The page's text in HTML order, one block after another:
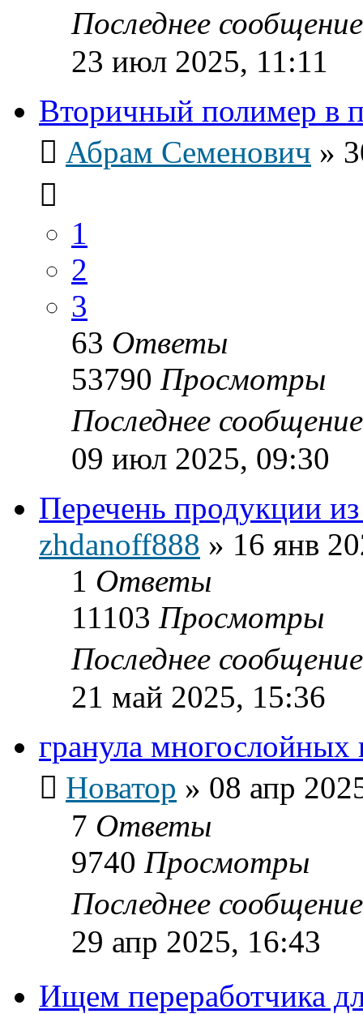
Последнее
23 июл 2025, 11:11
Вторичный полимер в
Абрам Семенович »
1
2
3
63 Ответы
53790 Просмотры
Последнее
09 июл 2025, 09:30
Перечень продукции
zhdanoff888 » 16 янв
1 Ответы
11103 Просмотры
Последнее
21 май 2025, 15:36
гранула многослойных
Новатор » 08 апр
7 Ответы
9740 Просмотры
Последнее
29 апр 2025, 16:43
Ищем переработчика